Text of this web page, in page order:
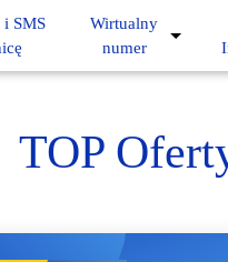
SMS
Wirtualny
numer
TOP